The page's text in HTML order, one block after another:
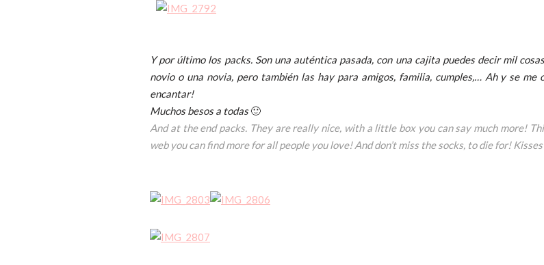
Y por último los packs. Son una auténtica pasada, con una cajita puedes decir mil
novio o una novia, pero también las hay para amigos, familia, cumples,… Ah y se
encantar!
Muchos besos a todas🙂
And at the end packs. They are really nice, with a little box you can say much more!
web you can find more for all people you love! And don’t miss the socks, to die for!